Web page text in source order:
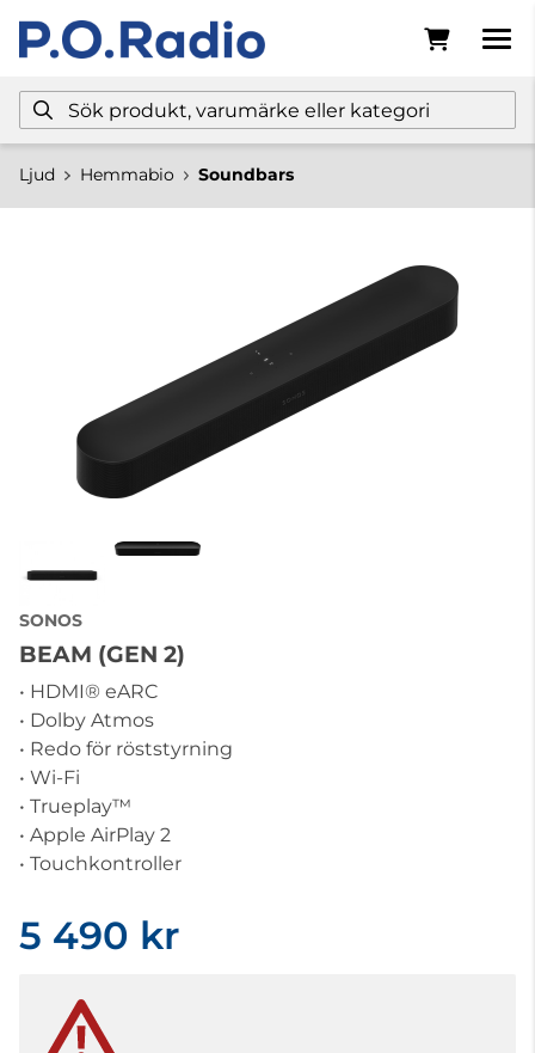
Ljud Hemmabio Soundbars
SONOS
BEAM (GEN 2)
• HDMI® eARC
• Dolby Atmos
• Redo för röststyrning
• Wi-Fi
• Trueplay™
• Apple AirPlay 2
• Touchkontroller
5 490 kr